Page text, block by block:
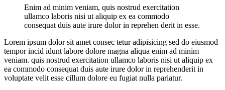
Enim ad minim veniam, quis nostrud exercitation
ullamco laboris nisi ut aliquip ex ea commodo
consequat duis aute irure dolor in reprehen derit in esse.
Lorem ipsum dolor sit amet consec tetur adipisicing sed do eiusmod
tempor incid idunt labore dolore magna aliqua enim ad minim
veniam. quis nostrud exercitation ullamco laboris nisi ut aliquip ex
ea commodo consequat duis aute irure dolor in reprehenderit in
voluptate velit esse cillum dolore eu fugiat nulla pariatur.